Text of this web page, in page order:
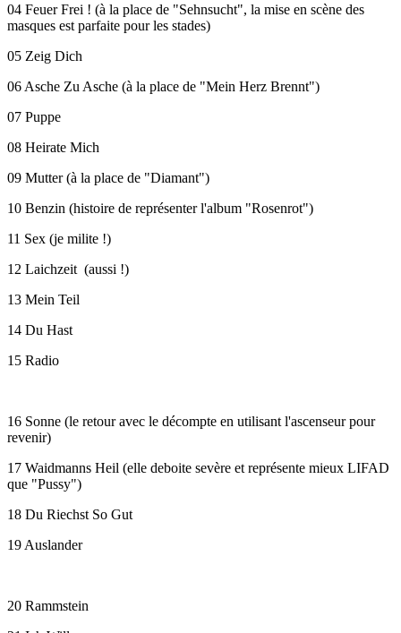
04 Feuer Frei ! (à la place de "Sehnsucht", la mise en scène des
masques est parfaite pour les stades)
05 Zeig Dich
06 Asche Zu Asche (à la place de "Mein Herz Brennt")
07 Puppe
08 Heirate Mich
09 Mutter (à la place de "Diamant")
10 Benzin (histoire de représenter l'album "Rosenrot")
11 Sex (je milite !)
12 Laichzeit (aussi !)
13 Mein Teil
14 Du Hast
15 Radio
16 Sonne (le retour avec le décompte en utilisant l'ascenseur pour
revenir)
17 Waidmanns Heil (elle deboite sevère et représente mieux LIFAD
que "Pussy")
18 Du Riechst So Gut
19 Auslander
20 Rammstein